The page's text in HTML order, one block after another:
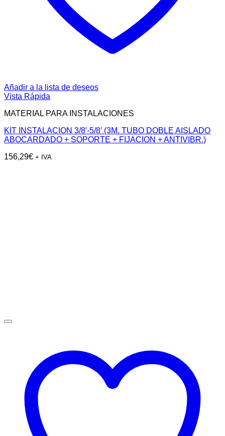
Añadir a la lista de deseos
Vista Rápida
MATERIAL PARA INSTALACIONES
KIT INSTALACION 3/8′-5/8′ (3M. TUBO DOBLE AISLADO
ABOCARDADO + SOPORTE + FIJACION + ANTIVIBR.)
156,29€ + IVA